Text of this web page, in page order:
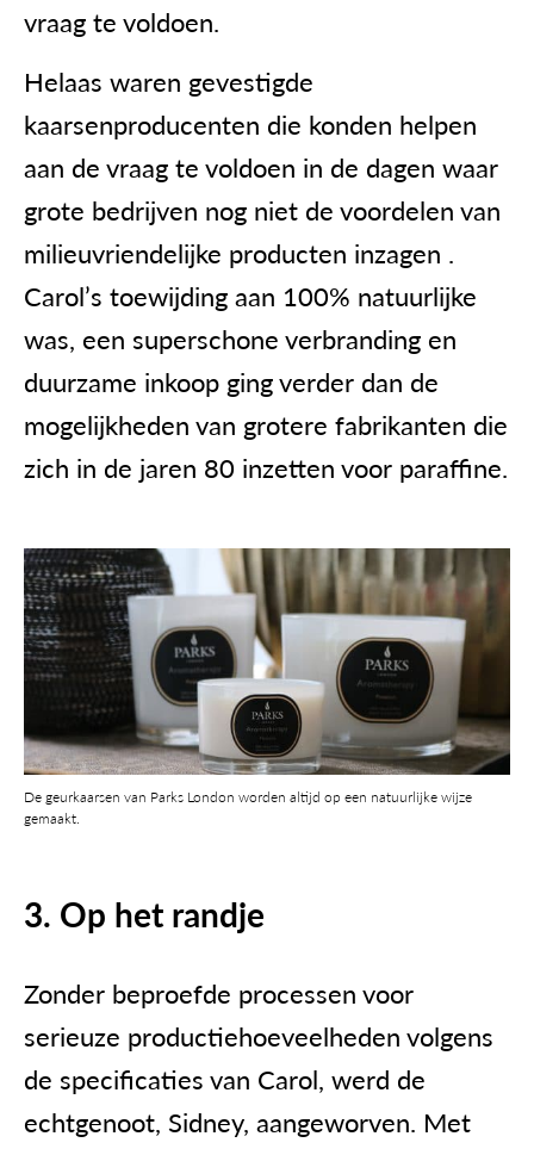
vraag te voldoen.
Helaas waren gevestigde
kaarsenproducenten die konden helpen
aan de vraag te voldoen in de dagen waar
grote bedrijven nog niet de voordelen van
milieuvriendelijke producten inzagen .
Carol’s toewijding aan 100% natuurlijke
was, een superschone verbranding en
duurzame inkoop ging verder dan de
mogelijkheden van grotere fabrikanten die
zich in de jaren 80 inzetten voor paraffine.
De geurkaarsen van Parks London worden altijd op een natuurlijke wijze
gemaakt.
3. Op het randje
Zonder beproefde processen voor
serieuze productiehoeveelheden volgens
de specificaties van Carol, werd de
echtgenoot, Sidney, aangeworven. Met